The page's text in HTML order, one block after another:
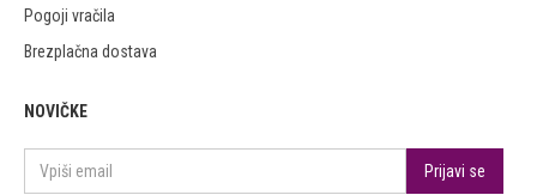
Pogoji vračila
Brezplačna dostava
NOVIČKE